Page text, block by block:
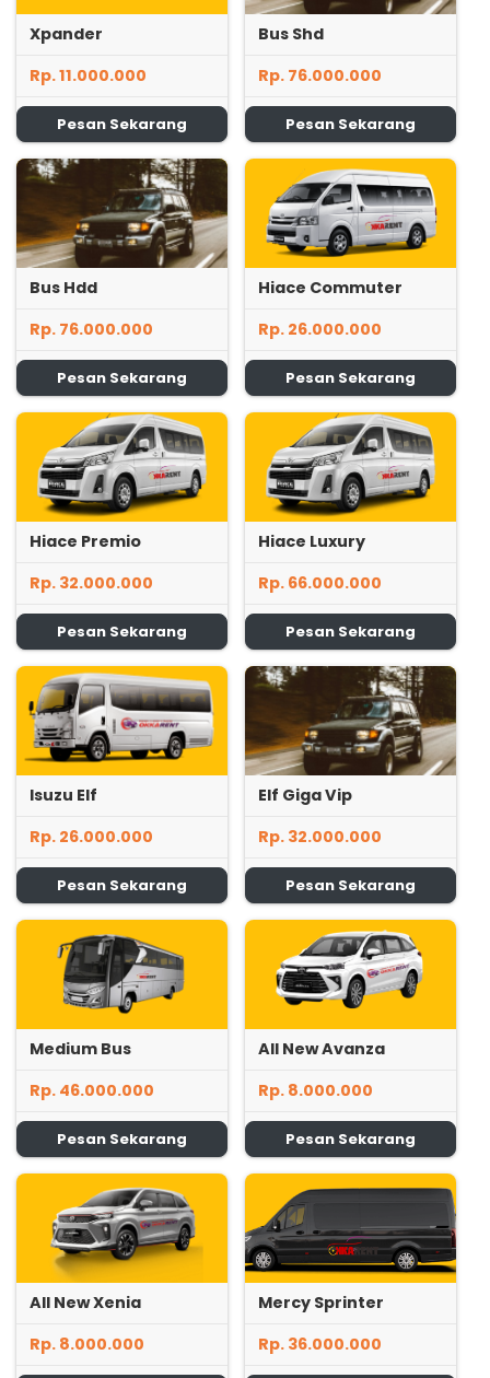
Xpander
Rp. 11.000.000
Pesan Sekarang
Bus Shd
Rp. 76.000.000
Pesan Sekarang
Bus Hdd
Rp. 76.000.000
Pesan Sekarang
Hiace Commuter
Rp. 26.000.000
Pesan Sekarang
Hiace Premio
Rp. 32.000.000
Pesan Sekarang
Hiace Luxury
Rp. 66.000.000
Pesan Sekarang
Isuzu Elf
Rp. 26.000.000
Pesan Sekarang
Elf Giga Vip
Rp. 32.000.000
Pesan Sekarang
Medium Bus
Rp. 46.000.000
Pesan Sekarang
All New Avanza
Rp. 8.000.000
Pesan Sekarang
All New Xenia
Rp. 8.000.000
Mercy Sprinter
Rp. 36.000.000